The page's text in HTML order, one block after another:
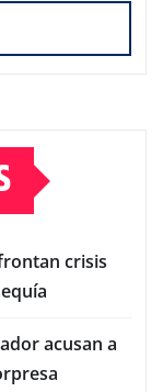
crisis
acusan a